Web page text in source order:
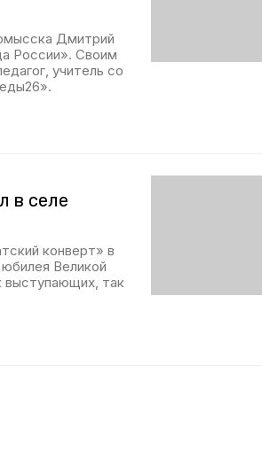
Дмитрий
России». Своим
учитель со
в селе
конверт» в
Великой
выступающих, так